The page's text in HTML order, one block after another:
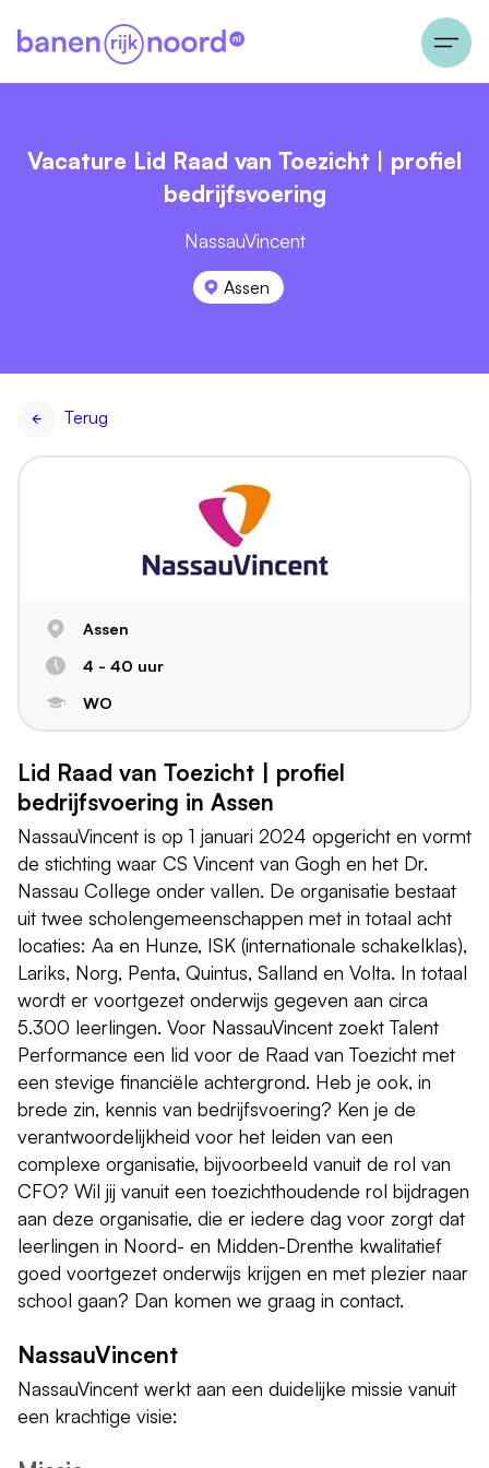
Vacature Lid Raad van Toezicht | profiel
bedrijfsvoering
NassauVincent
Assen
Terug
Assen
4 - 40 uur
WO
Lid Raad van Toezicht | profiel
bedrijfsvoering in Assen
NassauVincent is op 1 januari 2024 opgericht en vormt
de stichting waar CS Vincent van Gogh en het Dr.
Nassau College onder vallen. De organisatie bestaat
uit twee scholengemeenschappen met in totaal acht
locaties: Aa en Hunze, ISK (internationale schakelklas),
Lariks, Norg, Penta, Quintus, Salland en Volta. In totaal
wordt er voortgezet onderwijs gegeven aan circa
5.300 leerlingen. Voor NassauVincent zoekt Talent
Performance een lid voor de Raad van Toezicht met
een stevige financiële achtergrond. Heb je ook, in
brede zin, kennis van bedrijfsvoering? Ken je de
verantwoordelijkheid voor het leiden van een
complexe organisatie, bijvoorbeeld vanuit de rol van
CFO? Wil jij vanuit een toezichthoudende rol bijdragen
aan deze organisatie, die er iedere dag voor zorgt dat
leerlingen in Noord- en Midden-Drenthe kwalitatief
goed voortgezet onderwijs krijgen en met plezier naar
school gaan? Dan komen we graag in contact.
NassauVincent
NassauVincent werkt aan een duidelijke missie vanuit
een krachtige visie: